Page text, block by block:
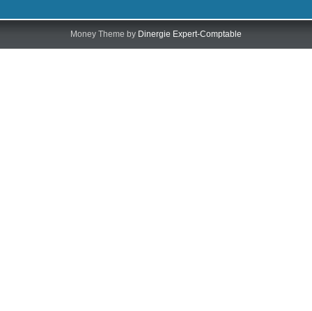
Money Theme by Dinergie Expert-Comptable